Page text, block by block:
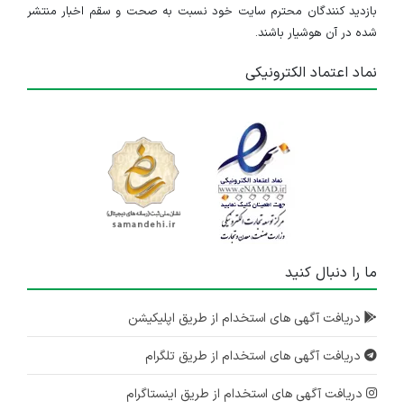
بازدید کنندگان محترم سایت خود نسبت به صحت و سقم اخبار منتشر
شده در آن هوشیار باشند.
نماد اعتماد الکترونیکی
ما را دنبال کنید
دریافت آگهی های استخدام از طریق اپلیکیشن
دریافت آگهی های استخدام از طریق تلگرام
دریافت آگهی های استخدام از طریق اینستاگرام